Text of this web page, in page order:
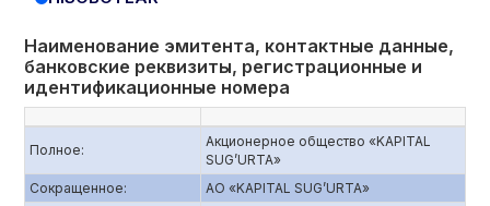
Наименование эмитента, контактные данные,
банковские реквизиты, регистрационные и
идентификационные номера
Полное:
Акционерное общество «KAPITAL
SUG’URTA»
Сокращенное:
АО «KAPITAL SUG’URTA»